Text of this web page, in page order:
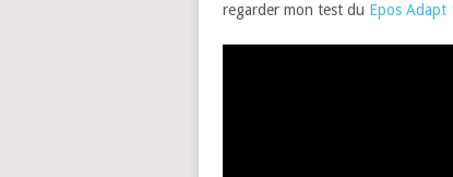
regarder mon test du Epos Adapt